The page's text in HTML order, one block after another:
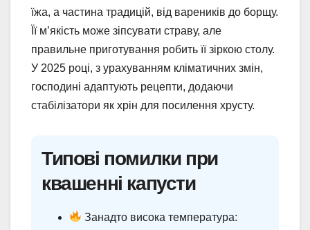
їжа, а частина традицій, від вареників до борщу.
Її м’якість може зіпсувати страву, але
правильне приготування робить її зіркою столу.
У 2025 році, з урахуванням кліматичних змін,
господині адаптують рецепти, додаючи
стабілізатори як хрін для посилення хрусту.
Типові помилки при
квашенні капусти
Занадто висока температура: